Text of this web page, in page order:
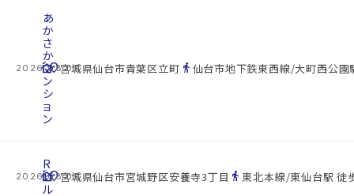
2026.08.07
cottage
あ
か
さ
か
マ
ン
シ
ョ
ン
location_on宮城県仙台市青葉区立町 directions_walk 仙台市地下鉄東西線/大町西公園
2026.08.07
cottage
R
ビ
ル
location_on宮城県仙台市宮城野区安養寺3丁目 directions_walk 東北本線/東仙台駅 徒